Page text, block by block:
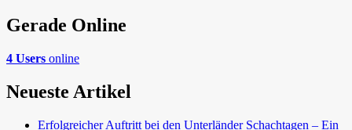
Gerade Online
4 Users online
Neueste Artikel
Erfolgreicher Auftritt bei den Unterländer Schachtagen – Ein